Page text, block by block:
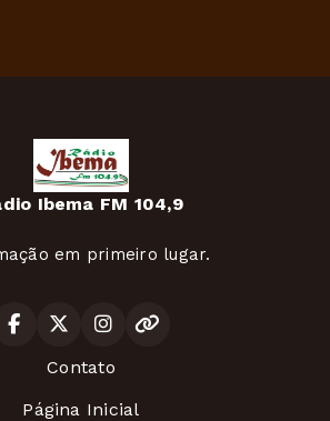
Ibema FM 104,9
em primeiro lugar.
Contato
Página Inicial